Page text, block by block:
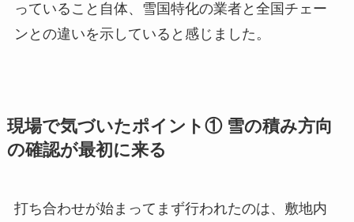
っていること自体、雪国特化の業者と全国チェー
ンとの違いを示していると感じました。
現場で気づいたポイント① 雪の積み方向
の確認が最初に来る
打ち合わせが始まってまず行われたのは、敷地内